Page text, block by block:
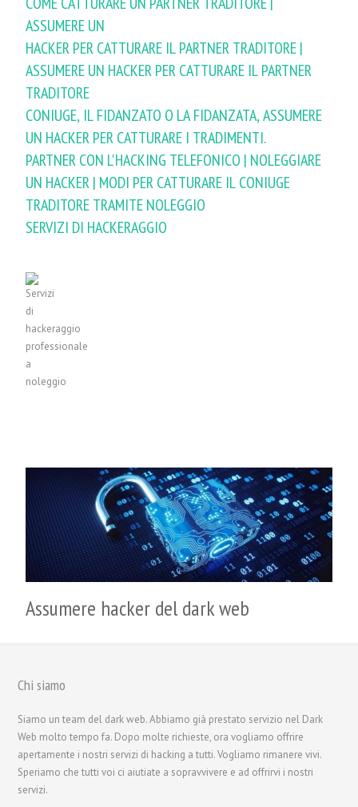
ASSUMERE UN
HACKER PER CATTURARE IL PARTNER TRADITORE |
ASSUMERE UN HACKER PER CATTURARE IL PARTNER
TRADITORE
CONIUGE, IL FIDANZATO O LA FIDANZATA, ASSUMERE
UN HACKER PER CATTURARE I TRADIMENTI.
PARTNER CON L'HACKING TELEFONICO | NOLEGGIARE
UN HACKER | MODI PER CATTURARE IL CONIUGE
TRADITORE TRAMITE NOLEGGIO
SERVIZI DI HACKERAGGIO
Assumere hacker del dark web
Chi siamo
Siamo un team del dark web. Abbiamo già prestato servizio nel Dark
Web molto tempo fa. Dopo molte richieste, ora vogliamo offrire
apertamente i nostri servizi di hacking a tutti. Vogliamo rimanere vivi.
Speriamo che tutti voi ci aiutiate a sopravvivere e ad offrirvi i nostri
servizi.